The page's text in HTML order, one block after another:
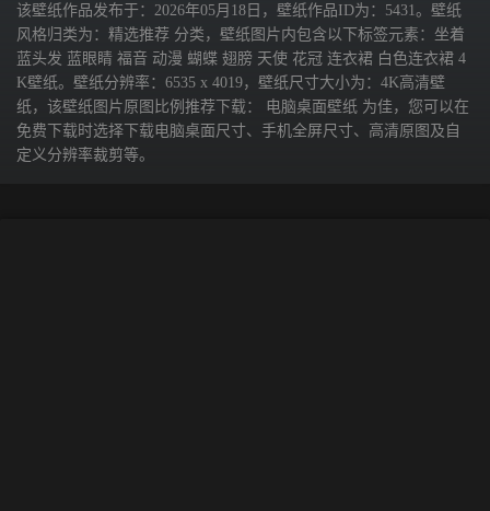
该壁纸作品发布于：2026年05月18日，壁纸作品ID为：5431。壁纸
风格归类为：精选推荐 分类，壁纸图片内包含以下标签元素：坐着
蓝头发 蓝眼睛 福音 动漫 蝴蝶 翅膀 天使 花冠 连衣裙 白色连衣裙 4
K壁纸。壁纸分辨率：6535 x 4019，壁纸尺寸大小为：4K高清壁
纸，该壁纸图片原图比例推荐下载： 电脑桌面壁纸 为佳，您可以在
免费下载时选择下载电脑桌面尺寸、手机全屏尺寸、高清原图及自
定义分辨率裁剪等。